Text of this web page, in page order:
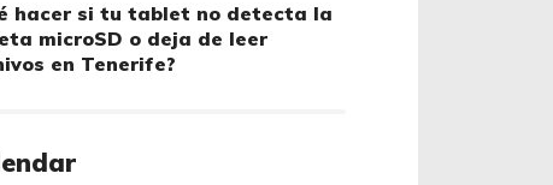
hacer si tu tablet no detecta la
microSD o deja de leer
en Tenerife?